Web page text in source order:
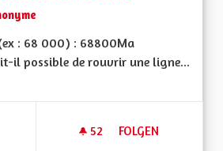
: 68 000) : 68800Ma
il possible de rouvrir une ligne...
52 52 FOLLOWER
FOLGEN
LIGNE DE TRAIN